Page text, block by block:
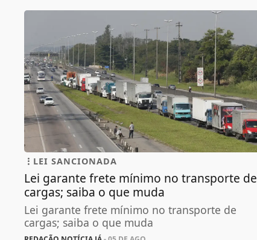
LEI SANCIONADA
Lei garante frete mínimo no transporte de
cargas; saiba o que muda
Lei garante frete mínimo no transporte de
cargas; saiba o que muda